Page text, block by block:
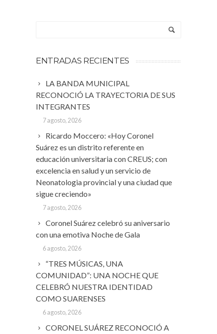
ENTRADAS RECIENTES
LA BANDA MUNICIPAL
RECONOCIÓ LA TRAYECTORIA DE SUS
INTEGRANTES
7 agosto, 2026
Ricardo Moccero: «Hoy Coronel
Suárez es un distrito referente en
educación universitaria con CREUS; con
excelencia en salud y un servicio de
Neonatologia provincial y una ciudad que
sigue creciendo»
7 agosto, 2026
Coronel Suárez celebró su aniversario
con una emotiva Noche de Gala
6 agosto, 2026
“TRES MÚSICAS, UNA
COMUNIDAD”: UNA NOCHE QUE
CELEBRÓ NUESTRA IDENTIDAD
COMO SUARENSES
6 agosto, 2026
CORONEL SUÁREZ RECONOCIÓ A